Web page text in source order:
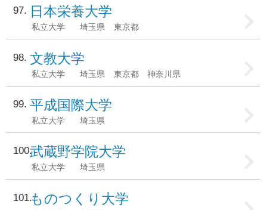
97 日本栄養大学
私立大学 埼玉県 東京都
98 文教大学
私立大学 埼玉県 東京都 神奈川県
99 平成国際大学
私立大学 埼玉県
100武蔵野学院大学
私立大学 埼玉県
101ものつくり大学